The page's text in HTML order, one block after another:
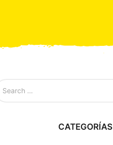
CATEGORÍAS